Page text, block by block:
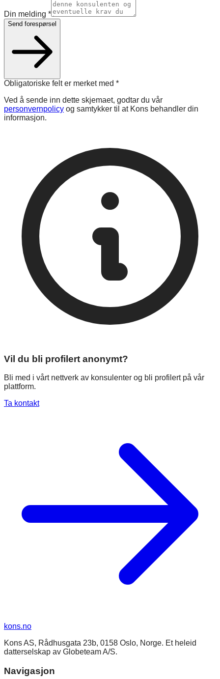
Din melding *
Send forespørsel
Obligatoriske felt er merket med *
Ved å sende inn dette skjemaet, godtar du vår
personvernpolicy og samtykker til at Kons behandler din
informasjon.
Vil du bli profilert anonymt?
Bli med i vårt nettverk av konsulenter og bli profilert på vår
plattform.
Ta kontakt
kons.no
Kons AS, Rådhusgata 23b, 0158 Oslo, Norge. Et heleid
datterselskap av Globeteam A/S.
Navigasjon